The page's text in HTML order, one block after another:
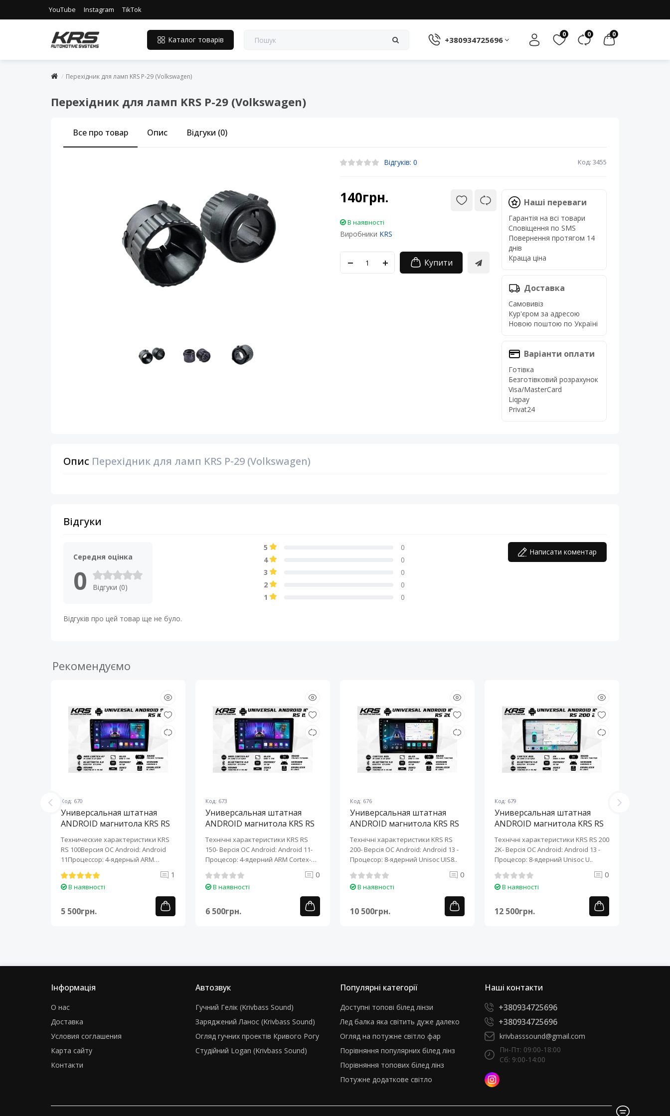
YouTube Instagram TikTok
Каталог товарів +380934725696
0 0 0
Перехідник для ламп KRS P-29 (Volkswagen)
Перехідник для ламп KRS P-29 (Volkswagen)
Все про товар Опис Відгуки (0)
Відгуків: 0 Код: 3455
140грн.
В наявності
Виробники KRS
Купити
Наші переваги
Гарантія на всі товари
Сповіщення по SMS
Повернення протягом 14
днів
Краща ціна
Доставка
Самовивіз
Кур'єром за адресою
Новою поштою по Україні
Варіанти оплати
Готівка
Безготівковий розрахунок
Visa/MasterCard
Liqpay
Privat24
Опис Перехідник для ламп KRS P-29 (Volkswagen)
Відгуки
Середня оцінка
0 Відгуки (0)
5
0
4
0
3
0
2
0
1
0
Написати коментар
Відгуків про цей товар ще не було.
Рекомендуємо
Код: 670
Универсальная штатная
ANDROID магнитола KRS RS
Технические характеристики KRS
RS 100Версия ОС Android: Android
11Процессор: 4-ядерный ARM
1
В наявності
5 500грн.
Код: 673
Универсальная штатная
ANDROID магнитола KRS RS
Технічні характеристики KRS RS
150- Версія ОС Android: Android 11-
Процесор: 4-ядерний ARM Cortex-
0
В наявності
6 500грн.
Код: 676
Универсальная штатная
ANDROID магнитола KRS RS
Технічні характеристики KRS RS
200- Версія ОС Android: Android 13 ​-
Процесор: 8-ядерний Unisoc UIS8..
0
В наявності
10 500грн.
Код: 679
Универсальная штатная
ANDROID магнитола KRS RS
Технічні характеристики KRS RS 200
2K- Версія ОС Android: Android 13 ​-
Процесор: 8-ядерний Unisoc U..
0
В наявності
12 500грн.
Інформація
О нас
Доставка
Условия соглашения
Карта сайту
Контакти
Автозвук
Гучний Гелік (Krivbass Sound)
Заряджений Ланос (Krivbass Sound)
Огляд гучних проектів Кривого Рогу
Студійний Logan (Krivbass Sound)
Популярні категорії
Доступні топові білед лінзи
Лед балка яка світить дуже далеко
Огляд на потужне світло фар
Порівняння популярних білед лінз
Порівняння топових білед лінз
Потужне додаткове світло
Наші контакти
+380934725696
+380934725696
krivbasssound@gmail.com
Пн-Пт: 09:00-18:00
Сб: 9:00-14:00